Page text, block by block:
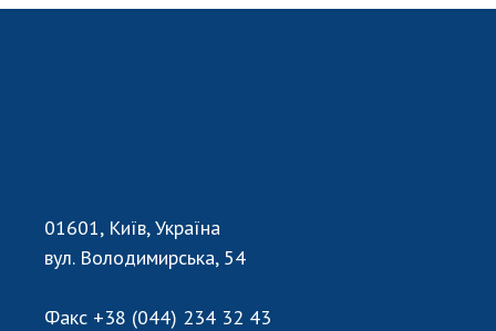
01601, Київ, Україна
вул. Володимирська, 54
Факс +38 (044) 234 32 43